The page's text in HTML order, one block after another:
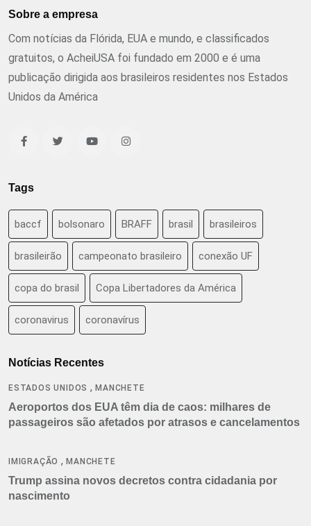
Sobre a empresa
Com notícias da Flórida, EUA e mundo, e classificados
gratuitos, o AcheiUSA foi fundado em 2000 e é uma
publicação dirigida aos brasileiros residentes nos Estados
Unidos da América
Tags
baccf bolsonaro BRAFF brasil brasileiros
brasileirão campeonato brasileiro conexão UF
copa do brasil Copa Libertadores da América
coronavirus coronavírus
Notícias Recentes
ESTADOS UNIDOS ,MANCHETE
Aeroportos dos EUA têm dia de caos: milhares de
passageiros são afetados por atrasos e cancelamentos
IMIGRAÇÃO ,MANCHETE
Trump assina novos decretos contra cidadania por
nascimento